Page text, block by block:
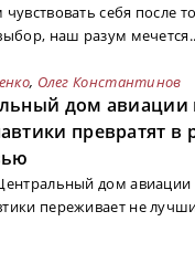
себя после
наш разум
, Олег Константинов
дом авиации
превратят в
дом авиации
переживает не